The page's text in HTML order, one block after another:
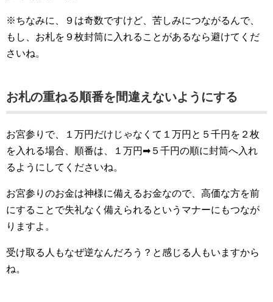
※ちなみに、９は奇数ですけど、苦しみにつながるんで、
もし、お札を９枚封筒に入れることがあるなら避けてくだ
さいね。
お札の重ねる順番を間違えないようにする
お宮参りで、１万円だけじゃなくて１万円と５千円を２枚
を入れる場合、順番は、１万円➡︎５千円の順に封筒へ入れ
るようにしてくださいね。
お宮参りのお金は神様に備えるお金なので、高価な方を前
にすることで失礼なく備えられるというマナーにもつなが
りますよ。
受け取る人もなぜ逆なんだろう？と感じる人もいますから
ね。